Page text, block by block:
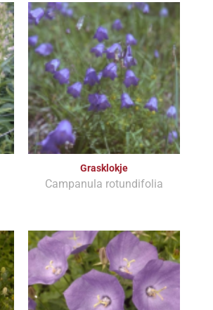
Grasklokje
Campanula rotundifolia